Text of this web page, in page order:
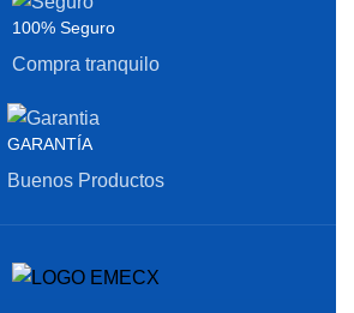
100% Seguro
Compra tranquilo
GARANTÍA
Buenos Productos